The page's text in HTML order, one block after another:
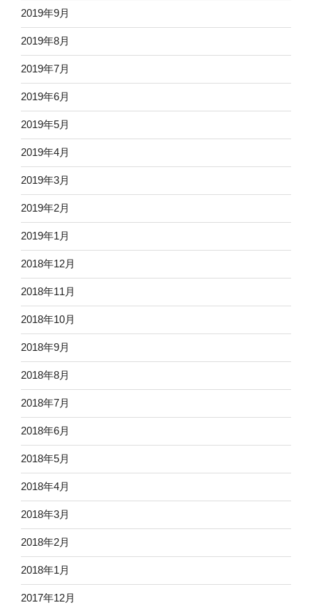
2019年9月
2019年8月
2019年7月
2019年6月
2019年5月
2019年4月
2019年3月
2019年2月
2019年1月
2018年12月
2018年11月
2018年10月
2018年9月
2018年8月
2018年7月
2018年6月
2018年5月
2018年4月
2018年3月
2018年2月
2018年1月
2017年12月